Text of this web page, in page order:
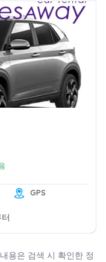
GPS
용은 검색 시 확인한 정